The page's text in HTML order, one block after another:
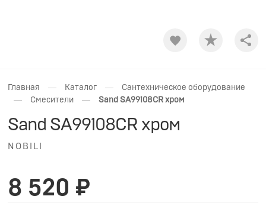
Главная — Каталог — Сантехническое оборудование
— Смесители — Sand SA99108CR хром
Sand SA99108CR хром
NOBILI
8 520 ₽